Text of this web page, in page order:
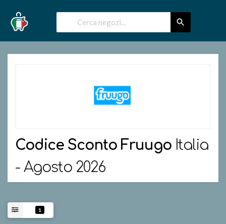
Codice Sconto Fruugo Italia
- Agosto 2026
1